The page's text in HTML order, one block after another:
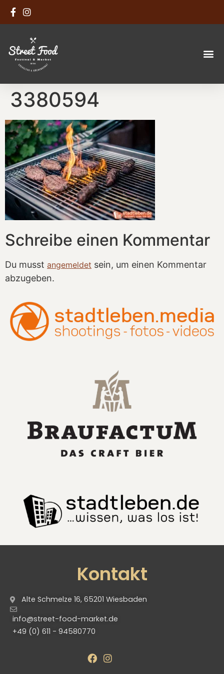
3380594
Schreibe einen Kommentar
Du musst angemeldet sein, um einen Kommentar
abzugeben.
Kontakt
Alte Schmelze 16, 65201 Wiesbaden
info@street-food-market.de
+49 (0) 611 - 94580770